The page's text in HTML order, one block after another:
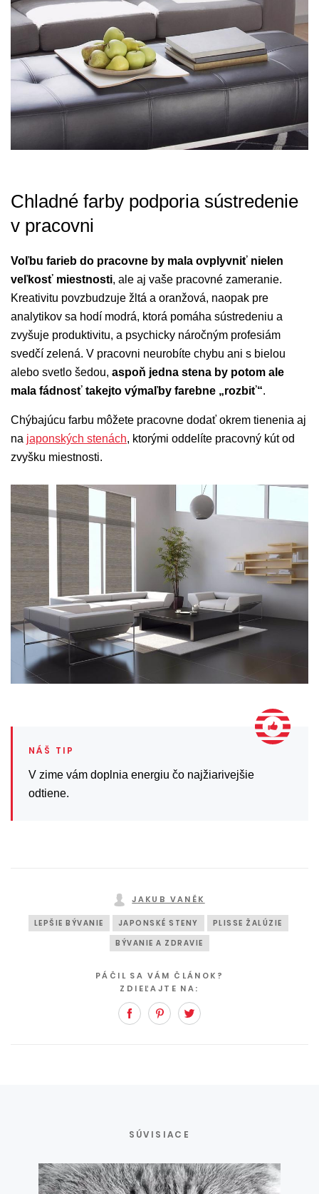
Chladné farby podporia sústredenie
v pracovni
Voľbu farieb do pracovne by mala ovplyvniť nielen
veľkosť miestnosti, ale aj vaše pracovné zameranie.
Kreativitu povzbudzuje žltá a oranžová, naopak pre
analytikov sa hodí modrá, ktorá pomáha sústredeniu a
zvyšuje produktivitu, a psychicky náročným profesiám
svedčí zelená. V pracovni neurobíte chybu ani s bielou
alebo svetlo šedou, aspoň jedna stena by potom ale
mala fádnosť takejto výmaľby farebne „rozbiť“.
Chýbajúcu farbu môžete pracovne dodať okrem tienenia aj
na japonských stenách, ktorými oddelíte pracovný kút od
zvyšku miestnosti.
V zime vám doplnia energiu čo najžiarivejšie
odtiene.
JAKUB VANĚK
LEPŠIE BÝVANIE JAPONSKÉ STENY
PLISSE ŽALÚZIE
BÝVANIE A ZDRAVIE
PÁČIL SA VÁM ČLÁNOK?
ZDIEĽAJTE NA:
FacebookPinterest
SÚVISIACE